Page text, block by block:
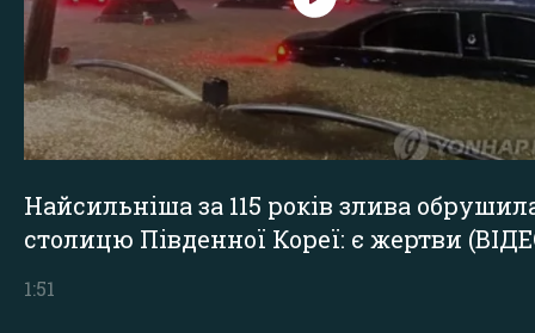
Найсильніша за 115 років злива
столицю Південної Кореї: є жертви
1:51